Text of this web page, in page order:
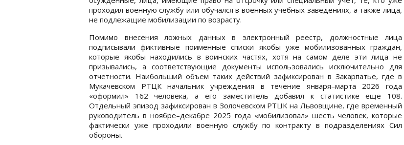
проходил военную службу или обучался в военных учебных заведениях, а также лица,
не подлежащие мобилизации по возрасту.
Помимо внесения ложных данных в электронный реестр, должностные лица
подписывали фиктивные поименные списки якобы уже мобилизованных граждан,
которые якобы находились в воинских частях, хотя на самом деле эти лица не
призывались, а соответствующие документы использовались исключительно для
отчетности. Наибольший объем таких действий зафиксирован в Закарпатье, где в
Мукачевском РТЦК начальник учреждения в течение января–марта 2026 года
«оформил» 162 человека, а его заместитель добавил к статистике еще 108.
Отдельный эпизод зафиксирован в Золочевском РТЦК на Львовщине, где временный
руководитель в ноябре–декабре 2025 года «мобилизовал» шесть человек, которые
фактически уже проходили военную службу по контракту в подразделениях Сил
обороны.